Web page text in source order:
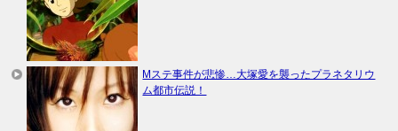
Mステ事件が悲惨…大塚愛を襲ったプラネタリウ
ム都市伝説！